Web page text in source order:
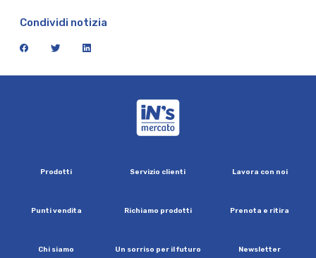
Condividi notizia
facebook twitter linkedin
Prodotti Servizio clienti Lavora con noi
Puntivendita Richiamo prodotti Prenota e ritira
Chi siamo Un sorriso per ilfuturo Newsletter